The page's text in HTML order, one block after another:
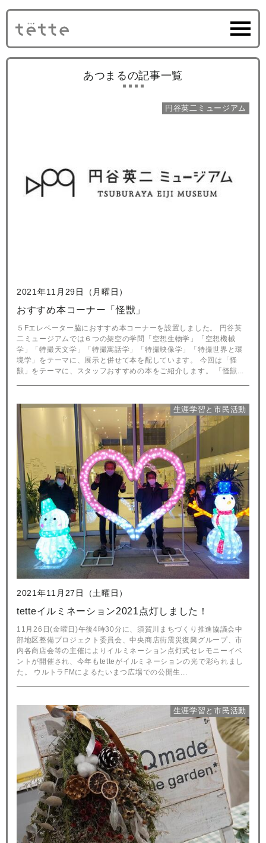
あつまるの記事一覧
2021年11月29日（月曜日）
円谷英二ミュージアム
おすすめ本コーナー「怪獣」
５Fエレベーター脇におすすめ本コーナーを設置しました。 円谷英
二ミュージアムでは６つの架空の学問「空想生物学」「空想機械
学」「特撮天文学」「特撮寓話学」「特撮映像学」「特撮世界と環
境学」をテーマに、展示と併せて本を配しています。 今回は「怪
獣」をテーマに、スタッフおすすめの本をご紹介します。 「怪獣...
2021年11月27日（土曜日）
生涯学習と市民活動
tetteイルミネーション2021点灯しました！
11月26日(金曜日)午後4時30分に、須賀川まちづくり推進協議会中
部地区整備プロジェクト委員会、中央商店街震災復興グループ、市
内各商店会等の主催によりイルミネーション点灯式セレモニーイベ
ントが開催され、今年もtetteがイルミネーションの光で彩られまし
た。 ウルトラFMによるたいまつ広場での公開生...
生涯学習と市民活動